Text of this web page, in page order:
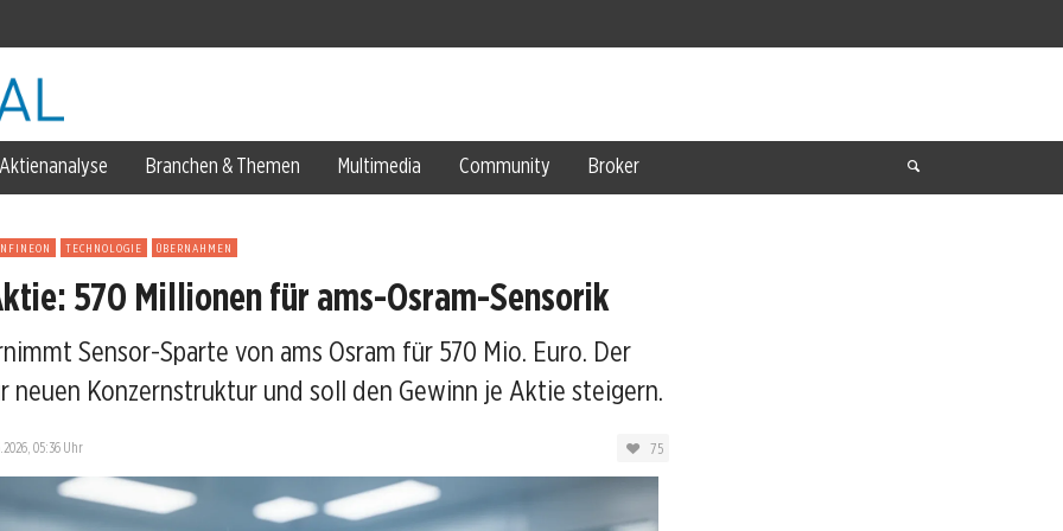
Aktienanalyse Branchen & Themen Multimedia Community Broker
TECHNOLOGIE ÜBERNAHMEN
570 Millionen für ams-Osram-Sensorik
Sensor-Sparte von ams Osram für 570 Mio. Euro. Der
neuen Konzernstruktur und soll den Gewinn je Aktie steigern.
05:36 Uhr 75